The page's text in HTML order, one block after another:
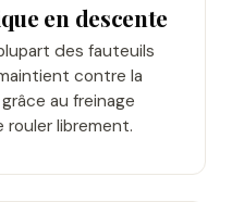
en descente
des fauteuils
contre la
au freinage
rouler librement.